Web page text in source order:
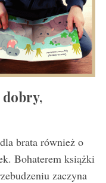
dobry,
brata również o
Bohaterem książki
zaczyna